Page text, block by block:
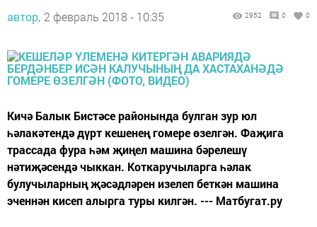
автор, 2 февраль 2018 - 10:35 2952 0 0
Кичә Балык Бистәсе районында булган зур юл
һәлакәтендә дүрт кешенең гомере өзелгән. Фаҗига
трассада фура һәм җиңел машина бәрелешү
нәтиҗәсендә чыккан. Коткаручыларга һәлак
булучыларның җәсәдләрен изелеп беткән машина
эченнән кисеп алырга туры килгән. --- Матбугат.ру